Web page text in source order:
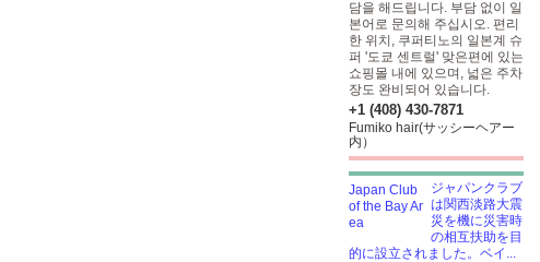
담을 해드립니다. 부담 없이 일
본어로 문의해 주십시오. 편리
한 위치, 쿠퍼티노의 일본계 슈
퍼 '도쿄 센트럴' 맞은편에 있는
쇼핑몰 내에 있으며, 넓은 주차
장도 완비되어 있습니다.
+1 (408) 430-7871
Fumiko hair(サッシーヘアー
内）
ジャパンクラブ
は関西淡路大震
災を機に災害時
の相互扶助を目
的に設立されました。ベイ...